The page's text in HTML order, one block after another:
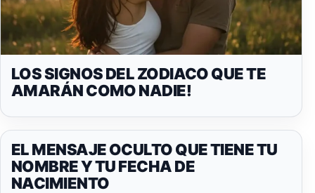
LOS SIGNOS DEL ZODIACO QUE TE
AMARÁN COMO NADIE!
EL MENSAJE OCULTO QUE TIENE TU
NOMBRE Y TU FECHA DE
NACIMIENTO